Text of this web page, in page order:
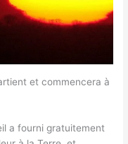
et commencera à
a fourni gratuitement